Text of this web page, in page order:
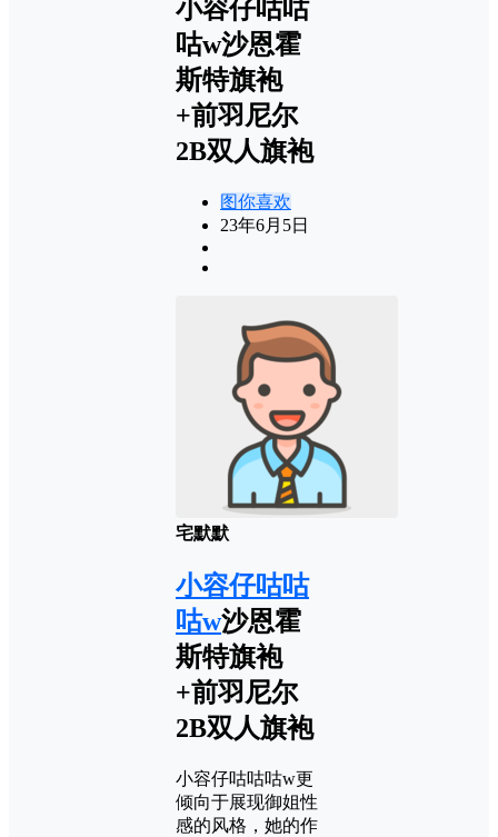
小容仔咕咕
咕w沙恩霍
斯特旗袍
+前羽尼尔
2B双人旗袍
图你喜欢
23年6月5日
宅默默
小容仔咕咕
咕w沙恩霍
斯特旗袍
+前羽尼尔
2B双人旗袍
小容仔咕咕咕w更
倾向于展现御姐性
感的风格，她的作